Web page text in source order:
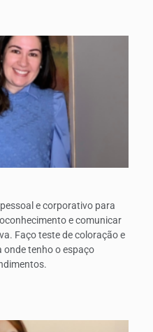
e corporativo para
e comunicar
Faço teste de coloração e
onde tenho o espaço